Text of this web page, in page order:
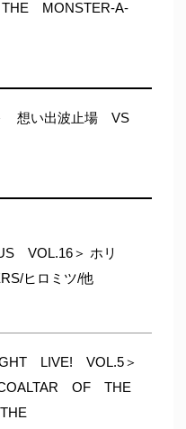
MONSTER-A-
想い出波止場 VS
VOL.16＞ ホリ
ヒロミツ/他
LIVE! VOL.5＞
OF THE